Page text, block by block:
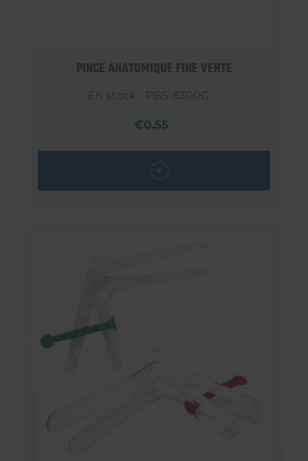
PINCE ANATOMIQUE FINE VERTE
En stock - PBS-8300G
€0,55